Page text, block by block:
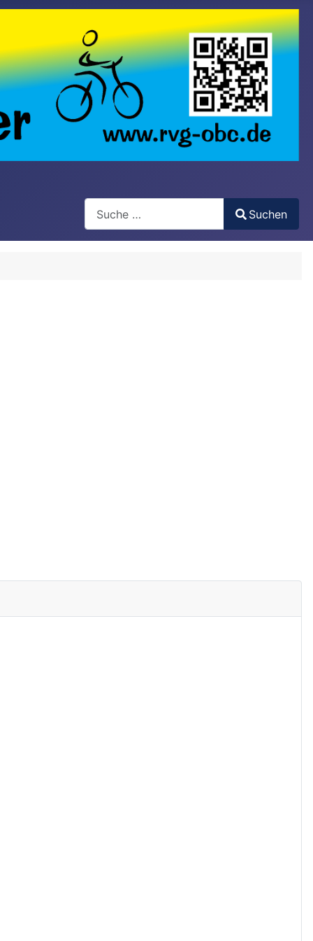
Type 2 or more characters for results.
Suchen